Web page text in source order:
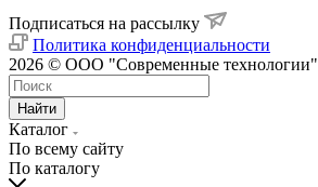
Подписаться на рассылку
Политика конфиденциальности
2026 © ООО "Современные технологии"
Найти
Каталог
По всему сайту
По каталогу